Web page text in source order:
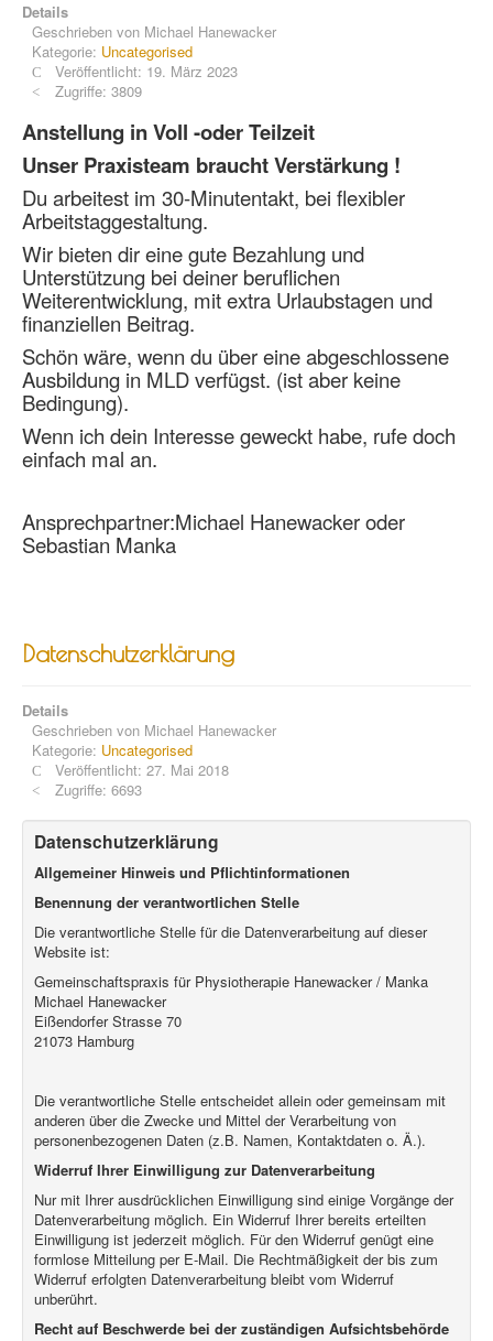
Details
Geschrieben von Michael Hanewacker
Kategorie: Uncategorised
Veröffentlicht: 19. März 2023
Zugriffe: 3809
Anstellung in Voll -oder Teilzeit
Unser Praxisteam braucht Verstärkung !
Du arbeitest im 30-Minutentakt, bei flexibler
Arbeitstaggestaltung.
Wir bieten dir eine gute Bezahlung und
Unterstützung bei deiner beruflichen
Weiterentwicklung, mit extra Urlaubstagen und
finanziellen Beitrag.
Schön wäre, wenn du über eine abgeschlossene
Ausbildung in MLD verfügst. (ist aber keine
Bedingung).
Wenn ich dein Interesse geweckt habe, rufe doch
einfach mal an.
Ansprechpartner:Michael Hanewacker oder
Sebastian Manka
Datenschutzerklärung
Details
Geschrieben von Michael Hanewacker
Kategorie: Uncategorised
Veröffentlicht: 27. Mai 2018
Zugriffe: 6693
Datenschutzerklärung
Allgemeiner Hinweis und Pflichtinformationen
Benennung der verantwortlichen Stelle
Die verantwortliche Stelle für die Datenverarbeitung auf dieser
Website ist:
Gemeinschaftspraxis für Physiotherapie Hanewacker / Manka
Michael Hanewacker
Eißendorfer Strasse 70
21073 Hamburg
Die verantwortliche Stelle entscheidet allein oder gemeinsam mit
anderen über die Zwecke und Mittel der Verarbeitung von
personenbezogenen Daten (z.B. Namen, Kontaktdaten o. Ä.).
Widerruf Ihrer Einwilligung zur Datenverarbeitung
Nur mit Ihrer ausdrücklichen Einwilligung sind einige Vorgänge der
Datenverarbeitung möglich. Ein Widerruf Ihrer bereits erteilten
Einwilligung ist jederzeit möglich. Für den Widerruf genügt eine
formlose Mitteilung per E-Mail. Die Rechtmäßigkeit der bis zum
Widerruf erfolgten Datenverarbeitung bleibt vom Widerruf
unberührt.
Recht auf Beschwerde bei der zuständigen Aufsichtsbehörde